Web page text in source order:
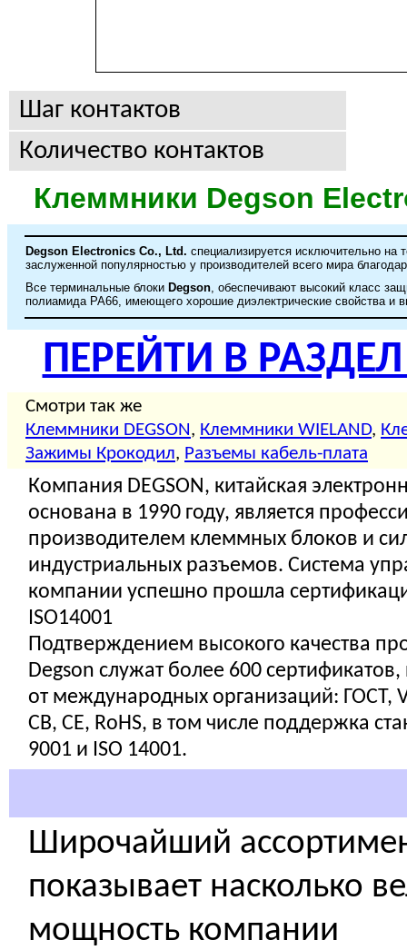
Шаг контактов
Количество контактов
Клеммники Degson
Degson Electronics Co., Ltd. специализируется исключительно на
заслуженной популярностью у производителей всего мира
Все терминальные блоки Degson, обеспечивают высокий класс
полиамида PA66, имеющего хорошие диэлектрические свойства и
ПЕРЕЙТИ В
Смотри так же
Клеммники DEGSON, Клеммники WIELAND,
Зажимы Крокодил, Разъемы кабель-плата
Компания DEGSON, китайская
основана в 1990 году, является
производителем клеммных блоков и
индустриальных разъемов. Система
компании успешно прошла
ISO14001
Подтверждением высокого качества
Degson служат более 600
от международных организаций: ГОСТ,
CB, CE, RoHS, в том числе поддержка
9001 и ISO 14001.
Широчайший
показывает насколько
мощность компании